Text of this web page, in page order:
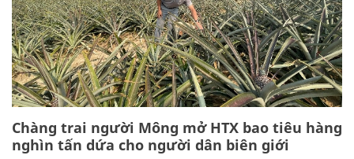
Chàng trai người Mông mở HTX bao tiêu hàng
nghìn tấn dứa cho người dân biên giới